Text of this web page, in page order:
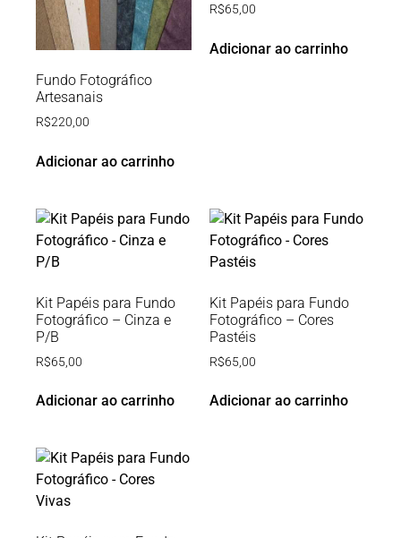
Fundo Fotográfico
Artesanais
R$220,00
Adicionar ao carrinho
R$65,00
Adicionar ao carrinho
Kit Papéis para Fundo
Fotográfico – Cinza e
P/B
R$65,00
Adicionar ao carrinho
Kit Papéis para Fundo
Fotográfico – Cores
Pastéis
R$65,00
Adicionar ao carrinho